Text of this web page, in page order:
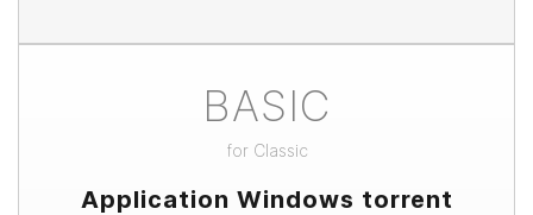
BASIC
for Classic
Application Windows torrent